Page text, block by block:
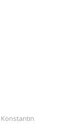
Konstantin